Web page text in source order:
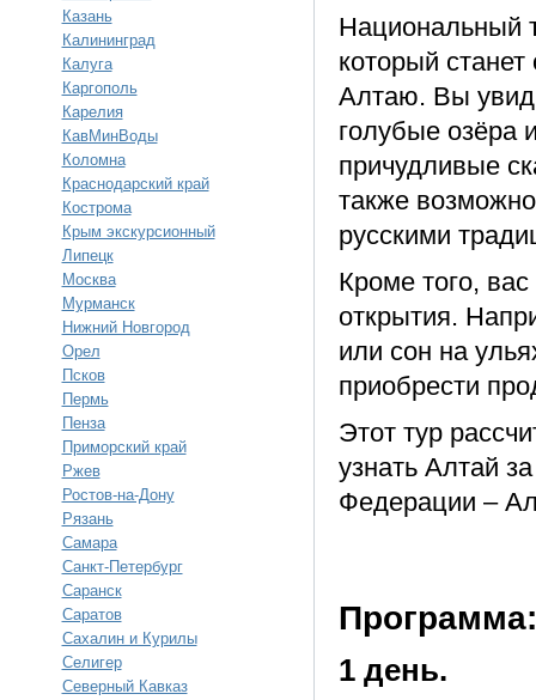
Казань
Калининград
Калуга
Каргополь
Карелия
КавМинВоды
Коломна
Краснодарский край
Кострома
Крым экскурсионный
Липецк
Москва
Мурманск
Нижний Новгород
Орел
Псков
Пермь
Пенза
Приморский край
Ржев
Ростов-на-Дону
Рязань
Самара
Санкт-Петербург
Саранск
Саратов
Сахалин и Курилы
Селигер
Северный Кавказ
Национальный
который
Алтаю. Вы
голубые озёра
причудливые
также
русскими
Кроме того,
открытия.
или сон на
приобрести
Этот тур
узнать Алтай
Федерации –
Программа:
1 день.